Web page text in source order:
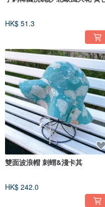
HK$ 51.3
雙面波浪帽 刺蝟&淺卡其
HK$ 242.0